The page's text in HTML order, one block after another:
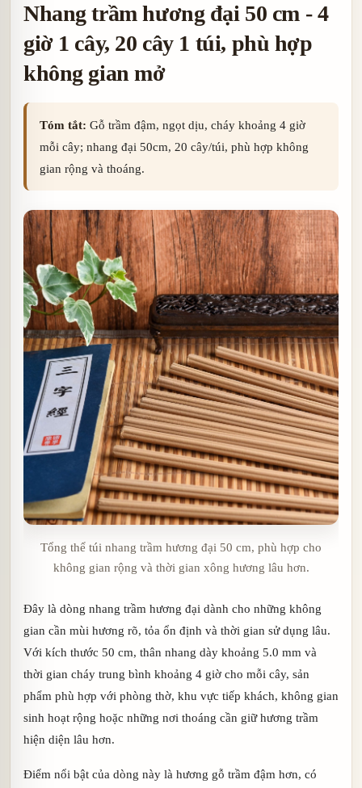
Nhang trầm hương đại 50 cm - 4
giờ 1 cây, 20 cây 1 túi, phù hợp
không gian mở
Tóm tắt: Gỗ trầm đậm, ngọt dịu, cháy khoảng 4 giờ
mỗi cây; nhang đại 50cm, 20 cây/túi, phù hợp không
gian rộng và thoáng.
Tổng thể túi nhang trầm hương đại 50 cm, phù hợp cho
không gian rộng và thời gian xông hương lâu hơn.
Đây là dòng nhang trầm hương đại dành cho những không
gian cần mùi hương rõ, tỏa ổn định và thời gian sử dụng lâu.
Với kích thước 50 cm, thân nhang dày khoảng 5.0 mm và
thời gian cháy trung bình khoảng 4 giờ cho mỗi cây, sản
phẩm phù hợp với phòng thờ, khu vực tiếp khách, không gian
sinh hoạt rộng hoặc những nơi thoáng cần giữ hương trầm
hiện diện lâu hơn.
Điểm nổi bật của dòng này là hương gỗ trầm đậm hơn, có